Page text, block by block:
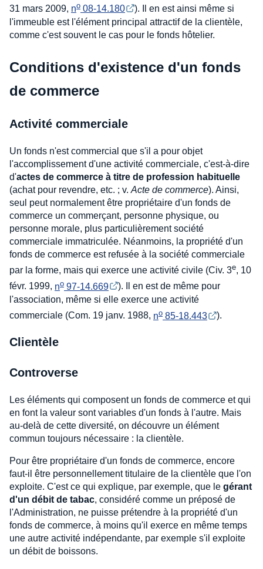
31 mars 2009, no 08-14.180
). Il en est ainsi même si
l'immeuble est l'élément principal attractif de la clientèle,
comme c'est souvent le cas pour le fonds hôtelier.
Conditions d'existence d'un fonds
de commerce
Activité commerciale
Un fonds n'est commercial que s'il a pour objet
l'accomplissement d'une activité commerciale, c'est-à-dire
d'actes de commerce à titre de profession habituelle
(achat pour revendre, etc. ; v. Acte de commerce). Ainsi,
seul peut normalement être propriétaire d'un fonds de
commerce un commerçant, personne physique, ou
personne morale, plus particulièrement société
commerciale immatriculée. Néanmoins, la propriété d'un
fonds de commerce est refusée à la société commerciale
par la forme, mais qui exerce une activité civile (Civ. 3e, 10
févr. 1999, no 97-14.669
). Il en est de même pour
l'association, même si elle exerce une activité
commerciale (Com. 19 janv. 1988, no 85-18.443 ).
Clientèle
Controverse
Les éléments qui composent un fonds de commerce et qui
en font la valeur sont variables d'un fonds à l'autre. Mais
au-delà de cette diversité, on découvre un élément
commun toujours nécessaire : la clientèle.
Pour être propriétaire d'un fonds de commerce, encore
faut-il être personnellement titulaire de la clientèle que l'on
exploite. C'est ce qui explique, par exemple, que le gérant
d'un débit de tabac, considéré comme un préposé de
l'Administration, ne puisse prétendre à la propriété d'un
fonds de commerce, à moins qu'il exerce en même temps
une autre activité indépendante, par exemple s'il exploite
un débit de boissons.